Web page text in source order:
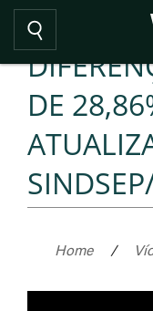
DE
Home /